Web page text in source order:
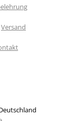
Versand